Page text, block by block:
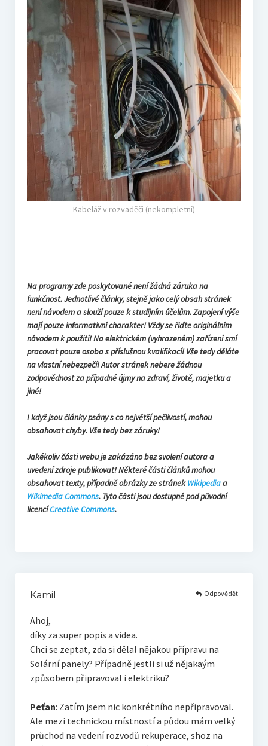
Kabeláž v rozvaděči (nekompletní)
Na programy zde poskytované není žádná záruka na
funkčnost. Jednotlivé články, stejně jako celý obsah stránek
není návodem a slouží pouze k studijním účelům. Zapojení výše
mají pouze informativní charakter! Vždy se řiďte originálním
návodem k použití! Na elektrickém (vyhrazeném) zařízení smí
pracovat pouze osoba s příslušnou kvalifikací! Vše tedy děláte
na vlastní nebezpečí! Autor stránek nebere žádnou
zodpovědnost za případné újmy na zdraví, životě, majetku a
jiné!
I když jsou články psány s co největší pečlivostí, mohou
obsahovat chyby. Vše tedy bez záruky!
Jakékoliv části webu je zakázáno bez svolení autora a
uvedení zdroje publikovat! Některé části článků mohou
obsahovat texty, případně obrázky ze stránekWikipediaa
Wikimedia Commons. Tyto části jsou dostupné pod původní
licencíCreative Commons.
Kamil
Ahoj,
díky za super popis a videa.
Chci se zeptat, zda si dělal nějakou přípravu na
Solární panely? Případně jestli si už nějakaým
způsobem připravoval i elektriku?
Peťan: Zatím jsem nic konkrétního nepřipravoval.
Ale mezi technickou místností a půdou mám velký
průchod na vedení rozvodů rekuperace, shoz na
Odpovědět